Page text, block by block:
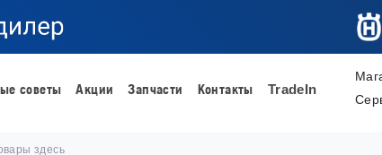
советы Акции Запчасти Контакты TradeIn